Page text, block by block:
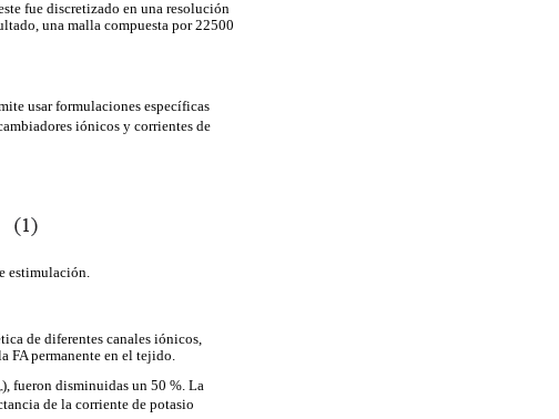
fue discretizado en una resolución
una malla compuesta por 22500
usar formulaciones específicas
iónicos y corrientes de
estimulación.
de diferentes canales iónicos,
FA permanente en el tejido.
), fueron disminuidas un 50 %. La
de la corriente de potasio